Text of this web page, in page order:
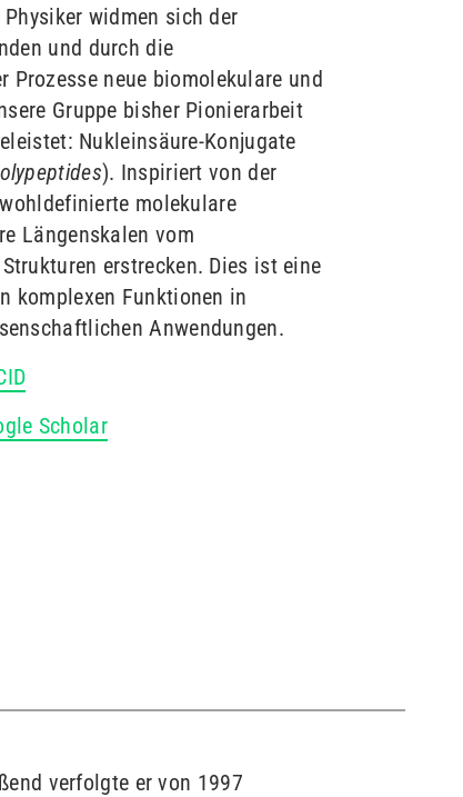
widmen sich der
und durch die
Prozesse neue biomolekulare und
Gruppe bisher Pionierarbeit
Nukleinsäure-Konjugate
). Inspiriert von der
molekulare
Längenskalen vom
erstrecken. Dies ist eine
komplexen Funktionen in
Anwendungen.
Scholar
verfolgte er von 1997